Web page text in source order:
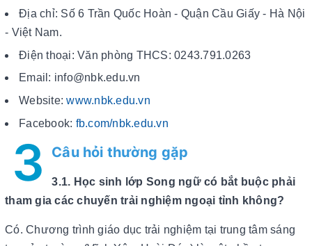
Địa chỉ: Số 6 Trần Quốc Hoàn - Quận Cầu Giấy - Hà Nội
- Việt Nam.
Điện thoại: Văn phòng THCS: 0243.791.0263
Email: info@nbk.edu.vn
Website:www.nbk.edu.vn
Facebook: fb.com/nbk.edu.vn
3 Câu hỏi thường gặp
3.1. Học sinh lớp Song ngữ có bắt buộc phải
tham gia các chuyến trải nghiệm ngoại tỉnh không?
Có. Chương trình giáo dục trải nghiệm tại trung tâm sáng